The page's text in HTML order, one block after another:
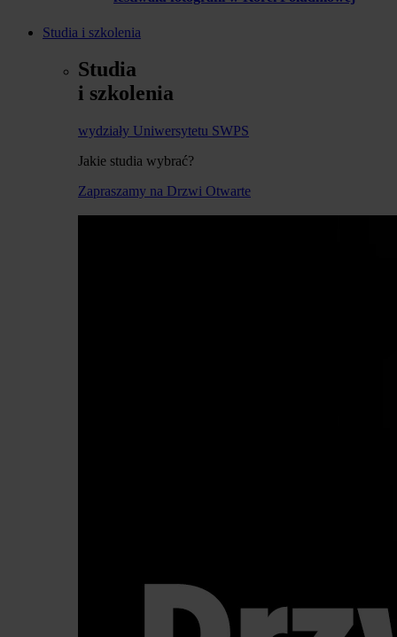
Studia i szkolenia
Studia
i szkolenia
wydziały Uniwersytetu SWPS
Jakie studia wybrać?
Zapraszamy na Drzwi Otwarte